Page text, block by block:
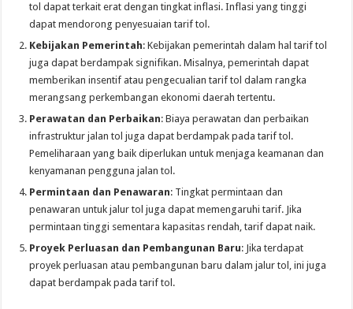
tol dapat terkait erat dengan tingkat inflasi. Inflasi yang tinggi
dapat mendorong penyesuaian tarif tol.
Kebijakan Pemerintah: Kebijakan pemerintah dalam hal tarif tol
juga dapat berdampak signifikan. Misalnya, pemerintah dapat
memberikan insentif atau pengecualian tarif tol dalam rangka
merangsang perkembangan ekonomi daerah tertentu.
Perawatan dan Perbaikan: Biaya perawatan dan perbaikan
infrastruktur jalan tol juga dapat berdampak pada tarif tol.
Pemeliharaan yang baik diperlukan untuk menjaga keamanan dan
kenyamanan pengguna jalan tol.
Permintaan dan Penawaran: Tingkat permintaan dan
penawaran untuk jalur tol juga dapat memengaruhi tarif. Jika
permintaan tinggi sementara kapasitas rendah, tarif dapat naik.
Proyek Perluasan dan Pembangunan Baru: Jika terdapat
proyek perluasan atau pembangunan baru dalam jalur tol, ini juga
dapat berdampak pada tarif tol.